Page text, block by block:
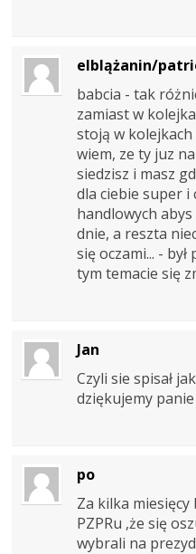
elblążanin/
babcia - tak
zamiast w
stoją w
wiem, ze ty juz
siedzisz i masz
dla ciebie super i
handlowych abys
dnie, a reszta
się oczami... -
tym temacie się
Jan
Czyli sie spisał
dziękujemy
po
Za kilka
PZPRu ,że się
wybrali na